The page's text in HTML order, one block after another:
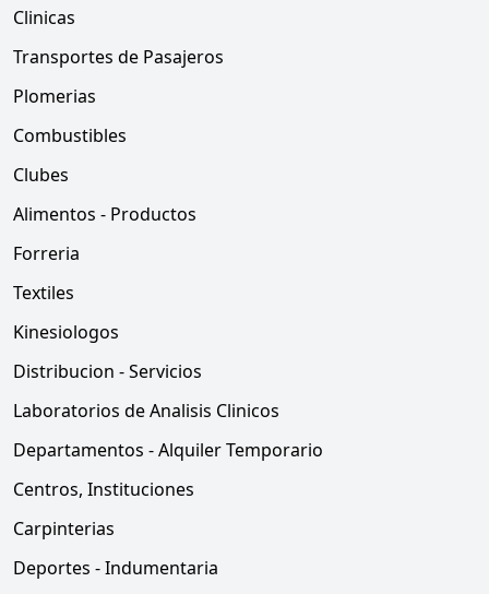
Clinicas
Transportes de Pasajeros
Plomerias
Combustibles
Clubes
Alimentos - Productos
Forreria
Textiles
Kinesiologos
Distribucion - Servicios
Laboratorios de Analisis Clinicos
Departamentos - Alquiler Temporario
Centros, Instituciones
Carpinterias
Deportes - Indumentaria